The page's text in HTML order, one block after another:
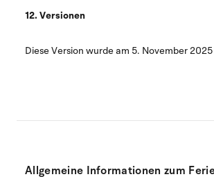
Allgemeine Informationen zum
12. Versionen
Diese Version wurde am 5. November